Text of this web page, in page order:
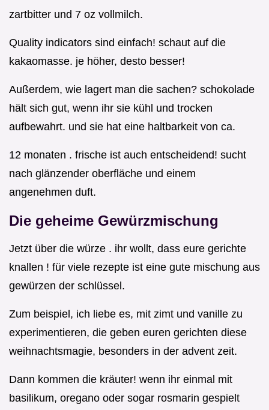
zartbitter und 7 oz vollmilch.
Quality indicators sind einfach! schaut auf die
kakaomasse. je höher, desto besser!
Außerdem, wie lagert man die sachen? schokolade
hält sich gut, wenn ihr sie kühl und trocken
aufbewahrt. und sie hat eine haltbarkeit von ca.
12 monaten . frische ist auch entscheidend! sucht
nach glänzender oberfläche und einem
angenehmen duft.
Die geheime Gewürzmischung
Jetzt über die würze . ihr wollt, dass eure gerichte
knallen ! für viele rezepte ist eine gute mischung aus
gewürzen der schlüssel.
Zum beispiel, ich liebe es, mit zimt und vanille zu
experimentieren, die geben euren gerichten diese
weihnachtsmagie, besonders in der advent zeit.
Dann kommen die kräuter! wenn ihr einmal mit
basilikum, oregano oder sogar rosmarin gespielt